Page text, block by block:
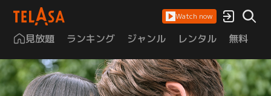
Watch now
見放題 ランキング ジャンル レンタル 無料